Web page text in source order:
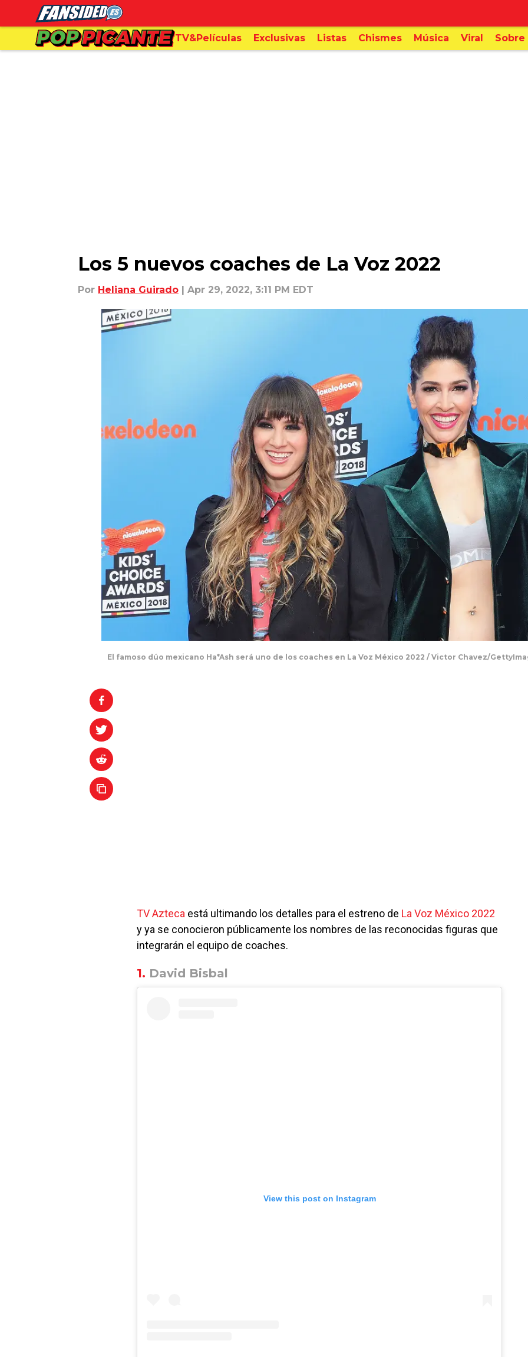
TV&Películas Exclusivas Listas Chismes Música Viral Sobre
Los 5 nuevos coaches de La Voz 2022
Por Heliana Guirado | Apr 29, 2022, 3:11 PM EDT
El famoso dúo mexicano Ha*Ash será uno de los coaches en La Voz México 2022 / Victor Chavez/
TV Azteca está ultimando los detalles para el estreno de La Voz México 2022
y ya se conocieron públicamente los nombres de las reconocidas figuras que
integrarán el equipo de coaches.
1. David Bisbal
View this post on Instagram